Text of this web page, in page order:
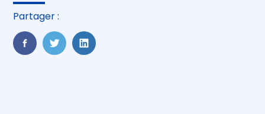
Partager :
FaceBook
TwitterLinkedIn